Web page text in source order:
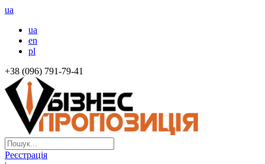
ua
ua
en
pl
+38 (096) 791-79-41
Реєстрація